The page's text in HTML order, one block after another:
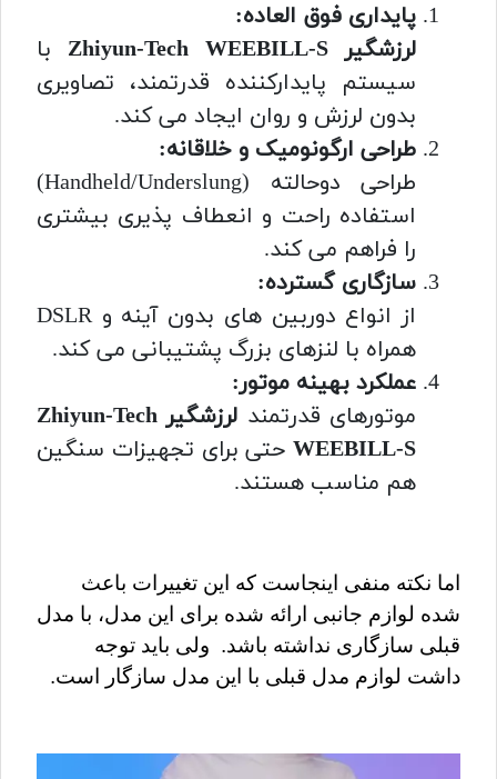
پایداری فوق العاده:
لرزشگیر Zhiyun-Tech WEEBILL-S
با
سیستم پایدارکننده قدرتمند، تصاویری
بدون لرزش و روان ایجاد می کند.
طراحی ارگونومیک و خلاقانه:
طراحی دوحالته (Handheld/Underslung)
استفاده راحت و انعطاف پذیری بیشتری
را فراهم می کند.
سازگاری گسترده:
از انواع دوربین های بدون آینه و DSLR
همراه با لنزهای بزرگ پشتیبانی می کند.
عملکرد بهینه موتور:
موتورهای قدرتمند
لرزشگیر Zhiyun-Tech
WEEBILL-S حتی برای تجهیزات سنگین
هم مناسب هستند.
داشت لوازم مدل قبلی با این مدل سازگار است.